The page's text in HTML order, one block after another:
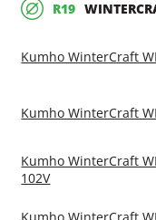
R19
Kumho WinterCraft
Kumho WinterCraft
Kumho WinterCraft
102V